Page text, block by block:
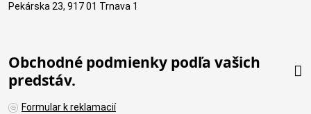
Pekárska 23, 917 01 Trnava 1
Obchodné podmienky podľa vašich
predstáv.
Formular k reklamacií